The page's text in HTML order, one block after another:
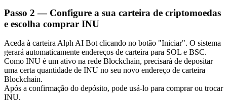
Aprenda a apostar
Aprenda como ganhar renda passiva
Passo 2 — Configure a sua carteira de criptomoedas
e escolha comprar INU
Aceda à carteira Alph AI Bot clicando no botão "Iniciar". O sistema
gerará automaticamente endereços de carteira para SOL e BSC.
Como INU é um ativo na rede Blockchain, precisará de depositar
uma certa quantidade de INU no seu novo endereço de carteira
Blockchain.
Após a confirmação do depósito, pode usá-lo para comprar ou trocar
INU.